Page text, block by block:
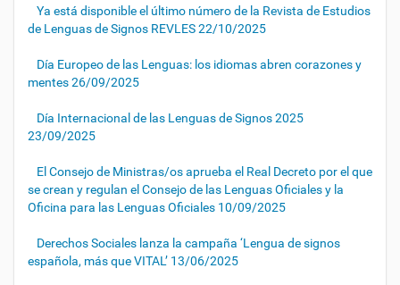
Ya está disponible el último número de la Revista de Estudios
de Lenguas de Signos REVLES22/10/2025
Día Europeo de las Lenguas: los idiomas abren corazones y
mentes26/09/2025
Día Internacional de las Lenguas de Signos 2025
23/09/2025
El Consejo de Ministras/os aprueba el Real Decreto por el que
se crean y regulan el Consejo de las Lenguas Oficiales y la
Oficina para las Lenguas Oficiales 10/09/2025
Derechos Sociales lanza la campaña ‘Lengua de signos
española, más que VITAL’ 13/06/2025